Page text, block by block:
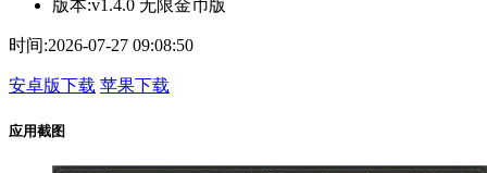
版本:v1.4.0 无限金币版
时间:2026-07-27 09:08:50
安卓版下载 苹果下载
应用截图